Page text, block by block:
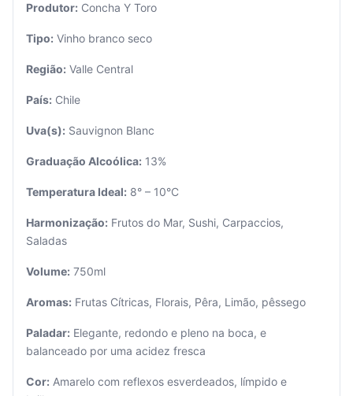
Seu
carrinho
está
produtos
começar.
Produtor: Concha Y Toro
Tipo: Vinho branco seco
Região: Valle Central
País: Chile
Uva(s): Sauvignon Blanc
Graduação Alcoólica: 13%
Temperatura Ideal: 8° – 10°C
Harmonização: Frutos do Mar, Sushi, Carpaccios,
Saladas
Volume: 750ml
Aromas: Frutas Cítricas, Florais, Pêra, Limão, pêssego
Paladar: Elegante, redondo e pleno na boca, e
balanceado por uma acidez fresca
Cor: Amarelo com reflexos esverdeados, límpido e